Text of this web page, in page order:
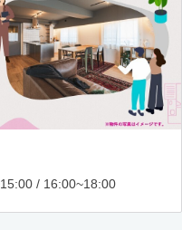
/ 16:00~18:00